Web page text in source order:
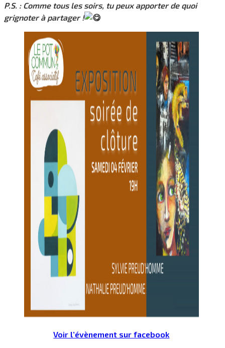
P.S. : Comme tous les soirs, tu peux apporter de quoi
grignoter à partager !
Voir l’évènement sur facebook